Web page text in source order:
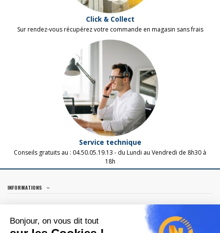
Click & Collect
Sur rendez-vous récupérez votre commande en magasin sans frais
Service technique
Conseils gratuits au : 04.50.05.19.13 - du Lundi au Vendredi de 8h30 à
18h
INFORMATIONS
NOS GUIDES
Bonjour, on vous dit tout